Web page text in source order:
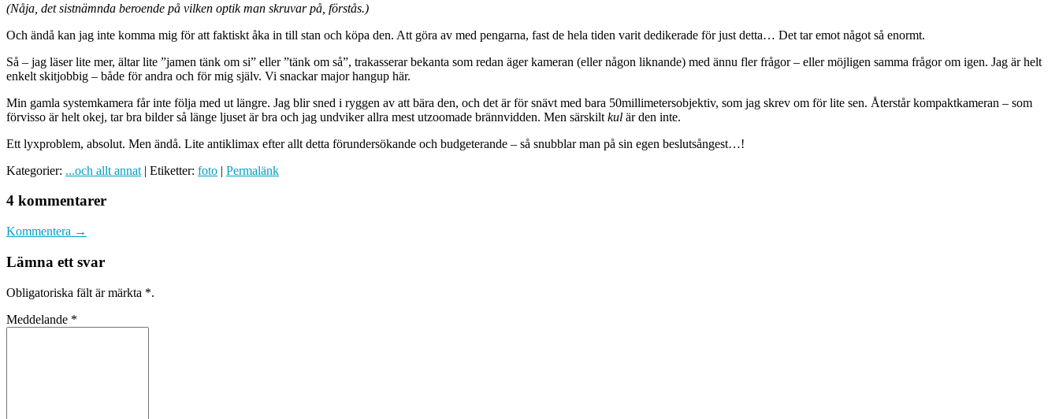
(Nåja, det sistnämnda beroende på vilken optik man skruvar på, förstås.)
Och ändå kan jag inte komma mig för att faktiskt åka in till stan och köpa den. Att göra av med pengarna, fast de hela tiden varit dedikerade för just detta… Det tar emot något så enormt.
Så – jag läser lite mer, ältar lite ”jamen tänk om si” eller ”tänk om så”, trakasserar bekanta som redan äger kameran (eller någon liknande) med ännu fler frågor – eller möjligen samma frågor om igen. Jag är helt
enkelt skitjobbig – både för andra och för mig själv. Vi snackar major hangup här.
Min gamla systemkamera får inte följa med ut längre. Jag blir sned i ryggen av att bära den, och det är för snävt med bara 50millimetersobjektiv, som jag skrev om för lite sen. Återstår kompaktkameran – som
förvisso är helt okej, tar bra bilder så länge ljuset är bra och jag undviker allra mest utzoomade brännvidden. Men särskilt kul är den inte.
Ett lyxproblem, absolut. Men ändå. Lite antiklimax efter allt detta förundersökande och budgeterande – så snubblar man på sin egen beslutsångest…!
Kategorier: ...och allt annat | Etiketter: foto | Permalänk
4 kommentarer
Kommentera →
Lämna ett svar
Obligatoriska fält är märkta *.
Meddelande *